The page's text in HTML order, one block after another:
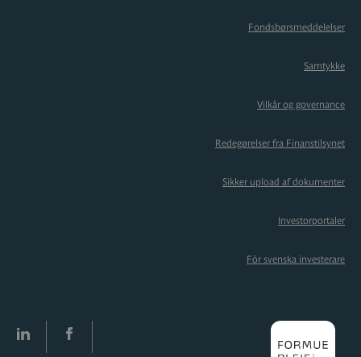
Fondsbørsmeddelelser
Samtykke
Vilkår og governance
Redegørelser fra Finanstilsynet
Sikker upload af dokumenter
Investorportaler
För svenska investerare